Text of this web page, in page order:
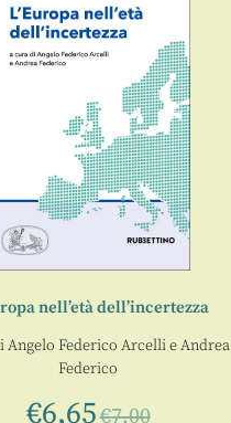
nell’età dell’incertezza
Angelo Federico ArcellieAndrea
Federico
€6,65€7,00